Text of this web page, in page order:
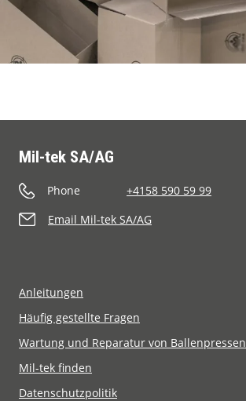
Mil-tek SA/AG
Phone
+4158 590 59 99
Email Mil-tek SA/AG
Anleitungen
Häufig gestellte Fragen
Wartung und Reparatur von Ballenpressen
Mil-tek finden
Datenschutzpolitik